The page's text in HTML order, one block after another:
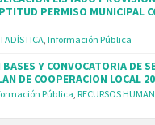
PERMISO MUNICIPAL
, Información Pública
Y CONVOCATORIA DE
DE COOPERACION LOCAL
Pública, RECURSOS